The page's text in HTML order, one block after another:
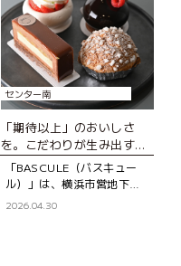
センター南
「期待以上」のおいしさ
を。こだわりが生み出す、
とびきりのスイーツ
「BASCULE（バスキュー
ル）」は、横浜市営地下
鉄・センター南駅から徒歩3
2026.04.30